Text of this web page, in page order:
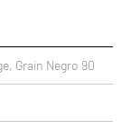
Grain Negro 90